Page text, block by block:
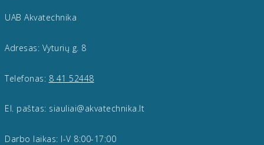
UAB Akvatechnika
Adresas: Vyturių g. 8
Telefonas: 8 41 52448
El. paštas: siauliai@akvatechnika.lt
Darbo laikas: I-V 8:00-17:00